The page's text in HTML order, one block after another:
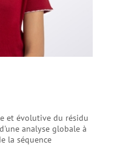
et évolutive du résidu
analyse globale à
la séquence